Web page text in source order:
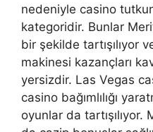
nedeniyle casino
kategoridir. Bunlar
bir şekilde tartışılıyor
makinesi kazançları
yersizdir. Las Vegas
casino bağımlılığı
oyunlar da